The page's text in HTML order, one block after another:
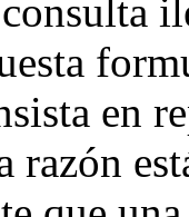
en
razón